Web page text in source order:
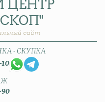
ЦЕНТР
сайт
- СКУПКА
10
90